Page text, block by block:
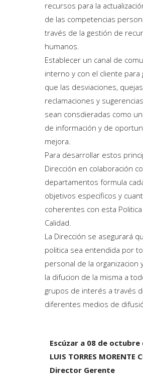
recursos para la
de las competencias
través de la gestión de
humanos.
Establecer un canal de
interno y con el cliente para
que las desviaciones,
reclamaciones y
sean consdieradas como
de información y de
mejora.
Para desarrollar estos
Dirección en colaboración
departamentos formula
objetivos especificos y
coherentes con esta
Calidad.
La Dirección se asegurará
politica sea entendida por
personal de la organizacion
la difucion de la misma a
grupos de interés a través
diferentes medios de
Escúzar a 08 de octubre
LUIS TORRES MORENTE
Director Gerente